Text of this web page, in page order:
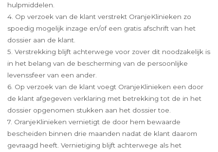
hulpmiddelen.
4. Op verzoek van de klant verstrekt OranjeKlinieken zo
spoedig mogelijk inzage en/of een gratis afschrift van het
dossier aan de klant.
5. Verstrekking blijft achterwege voor zover dit noodzakelijk is
in het belang van de bescherming van de persoonlijke
levenssfeer van een ander.
6. Op verzoek van de klant voegt OranjeKlinieken een door
de klant afgegeven verklaring met betrekking tot de in het
dossier opgenomen stukken aan het dossier toe.
7. OranjeKlinieken vernietigt de door hem bewaarde
bescheiden binnen drie maanden nadat de klant daarom
gevraagd heeft. Vernietiging blijft achterwege als het